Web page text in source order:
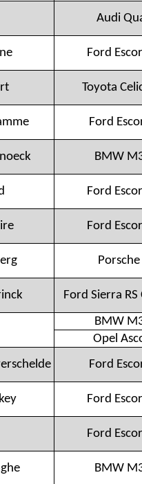
Audi
Ford
Toyota
Ford
BMW
Ford
Ford
Ford Sierra
BMW
Opel
Ford
Ford
Ford
BMW